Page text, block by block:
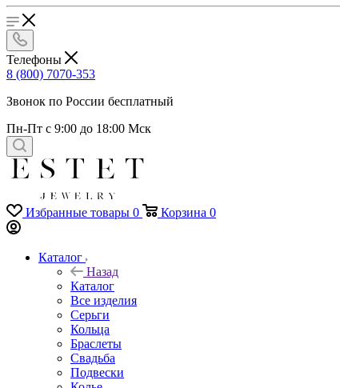
Телефоны
8 (800) 7070-353
Звонок по России бесплатный
Пн-Пт с 9:00 до 18:00 Мск
Избранные товары 0 Корзина 0
Каталог
Назад
Каталог
Все изделия
Серьги
Кольца
Браслеты
Свадьба
Подвески